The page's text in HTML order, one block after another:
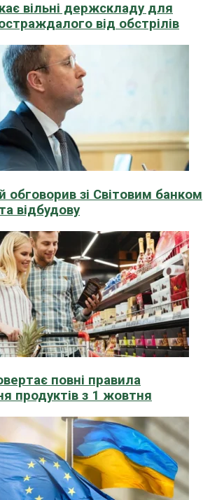
вільні держскладу для
від обстрілів
обговорив зі Світовим банком
відбудову
повні правила
продуктів з 1 жовтня